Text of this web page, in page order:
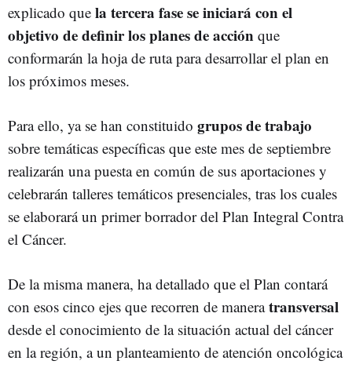
explicado que la tercera fase se iniciará con el
objetivo de definir los planes de acción que
conformarán la hoja de ruta para desarrollar el plan en
los próximos meses.
Para ello, ya se han constituido grupos de trabajo
sobre temáticas específicas que este mes de septiembre
realizarán una puesta en común de sus aportaciones y
celebrarán talleres temáticos presenciales, tras los cuales
se elaborará un primer borrador del Plan Integral Contra
el Cáncer.
De la misma manera, ha detallado que el Plan contará
con esos cinco ejes que recorren de maneratransversal
desde el conocimiento de la situación actual del cáncer
en la región, a un planteamiento de atención oncológica